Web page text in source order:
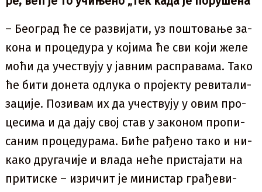
– Бе­о­град ће се раз­ви­ја­ти, уз по­што­ва­ње за­
ко­на и пр­о­це­ду­ра у ко­ји­ма ће сви ко­ји же­ле
мо­ћи да уче­ству­ју у јав­ним рас­пра­ва­ма. Та­ко
ће би­ти до­не­та од­лу­ка о пр­о­јек­ту ре­ви­та­ли­
за­ци­је. По­зи­вам их да уче­ству­ју у овим пр­о­
це­си­ма и да да­ју свој став у за­ко­ном пр­о­пи­
са­ним пр­о­це­ду­ра­ма. Би­ће ра­ђе­но та­ко и ни­
ка­ко дру­га­чи­је и вла­да не­ће при­ста­ја­ти на
при­ти­ске – из­ри­чит је ми­ни­стар гра­ђе­ви­